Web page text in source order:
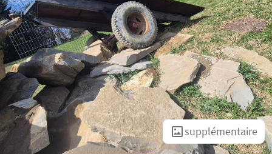
supplémentaire